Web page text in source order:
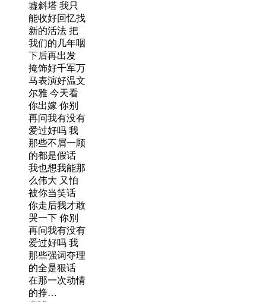
墟斜塔 我只
能收好回忆找
新的活法 把
我们的几年咽
下后再出发
掩饰好千军万
马表演好温文
尔雅 今天看
你出嫁 你别
再问我有没有
爱过好吗 我
那些不屑一顾
的都是假话
我也想我能那
么伟大 又怕
被你当笑话
你走后我才敢
哭一下 你别
再问我有没有
爱过好吗 我
那些强词夺理
的全是狠话
在那一次动情
的挣…